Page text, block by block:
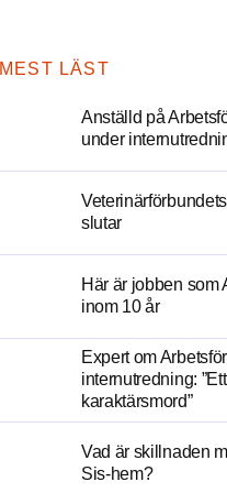
MEST LÄST
Anställd på
under
slutar
Här är jobben som
inom 10 år
Expert om
internutredning:
karaktärsmord”
Vad är skillnaden
Sis-hem?